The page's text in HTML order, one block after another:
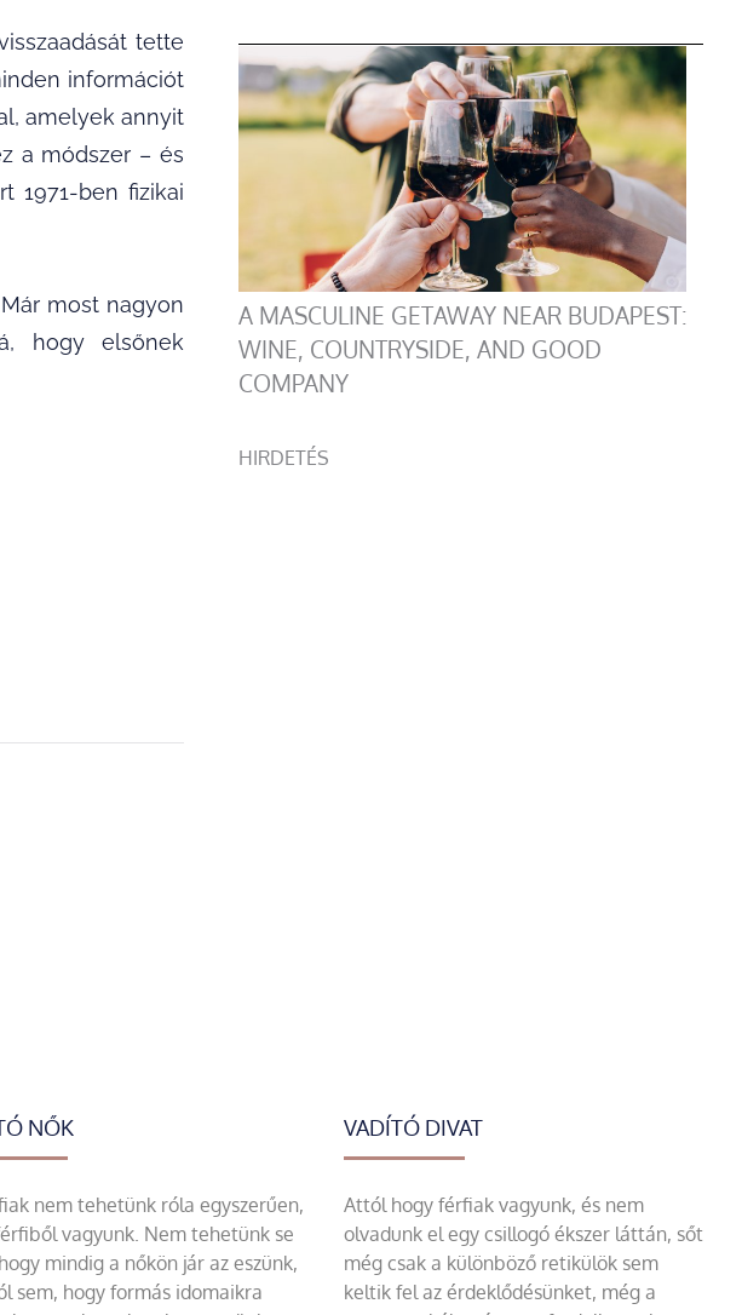
tette
információt
amelyek annyit
a módszer – és
1971-ben fizikai
most nagyon
hogy elsőnek
A MASCULINE GETAWAY NEAR BUDAPEST:
WINE, COUNTRYSIDE, AND GOOD
COMPANY
HIRDETÉS
NŐK
nem tehetünk róla egyszerűen,
vagyunk. Nem tehetünk se
mindig a nőkön jár az eszünk,
sem, hogy formás idomaikra
VADÍTÓ DIVAT
Attól hogy férfiak vagyunk, és nem
olvadunk el egy csillogó ékszer láttán, sőt
még csak a különböző retikülök sem
keltik fel az érdeklődésünket, még a